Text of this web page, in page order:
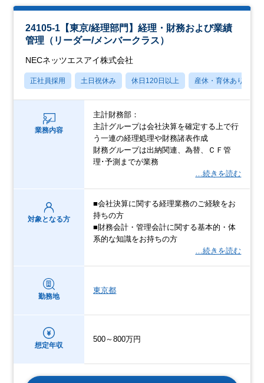
24105-1【東京/経理部門】経理・財務および業績
管理（リーダー/メンバークラス）
NECネッツエスアイ株式会社
正社員採用 土日祝休み 休日120日以上 産休・育休あり
業務内容
主計財務部：
主計グループは会社決算を確定する上で行
う一連の経理処理や財務諸表作成
財務グループは出納関連、為替、ＣＦ管
理･予測までが業務
…続きを読む
対象となる方
■会社決算に関する経理業務のご経験をお
持ちの方
■財務会計・管理会計に関する基本的・体
系的な知識をお持ちの方
…続きを読む
勤務地
東京都
想定年収
500～800万円